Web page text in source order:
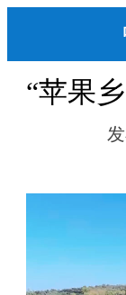
“苹果